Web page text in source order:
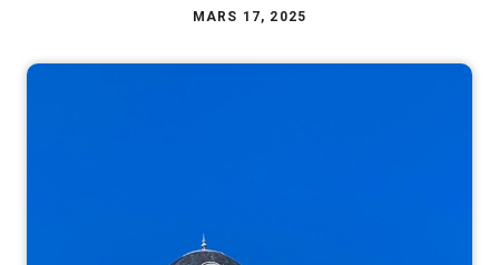
MARS 17, 2025